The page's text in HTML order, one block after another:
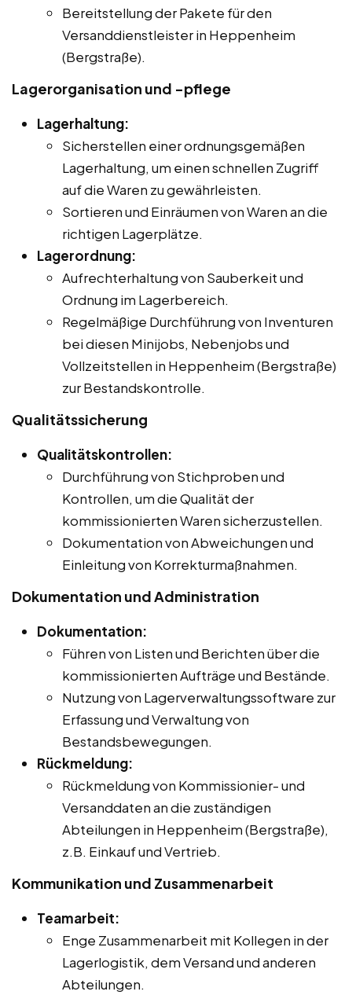
Bereitstellung der Pakete für den
Versanddienstleister in Heppenheim
(Bergstraße).
Lagerorganisation und -pflege
Lagerhaltung:
Sicherstellen einer ordnungsgemäßen
Lagerhaltung, um einen schnellen Zugriff
auf die Waren zu gewährleisten.
Sortieren und Einräumen von Waren an die
richtigen Lagerplätze.
Lagerordnung:
Aufrechterhaltung von Sauberkeit und
Ordnung im Lagerbereich.
Regelmäßige Durchführung von Inventuren
bei diesen Minijobs, Nebenjobs und
Vollzeitstellen in Heppenheim (Bergstraße)
zur Bestandskontrolle.
Qualitätssicherung
Qualitätskontrollen:
Durchführung von Stichproben und
Kontrollen, um die Qualität der
kommissionierten Waren sicherzustellen.
Dokumentation von Abweichungen und
Einleitung von Korrekturmaßnahmen.
Dokumentation und Administration
Dokumentation:
Führen von Listen und Berichten über die
kommissionierten Aufträge und Bestände.
Nutzung von Lagerverwaltungssoftware zur
Erfassung und Verwaltung von
Bestandsbewegungen.
Rückmeldung:
Rückmeldung von Kommissionier- und
Versanddaten an die zuständigen
Abteilungen in Heppenheim (Bergstraße),
z.B. Einkauf und Vertrieb.
Kommunikation und Zusammenarbeit
Teamarbeit:
Enge Zusammenarbeit mit Kollegen in der
Lagerlogistik, dem Versand und anderen
Abteilungen.